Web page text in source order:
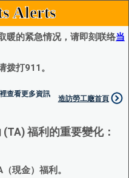
Alerts
暖的紧急情况，请即刻联络当
拨打911。
查看更多資訊
造訪勞工廰首頁
福利的重要變化：
現金）福利。